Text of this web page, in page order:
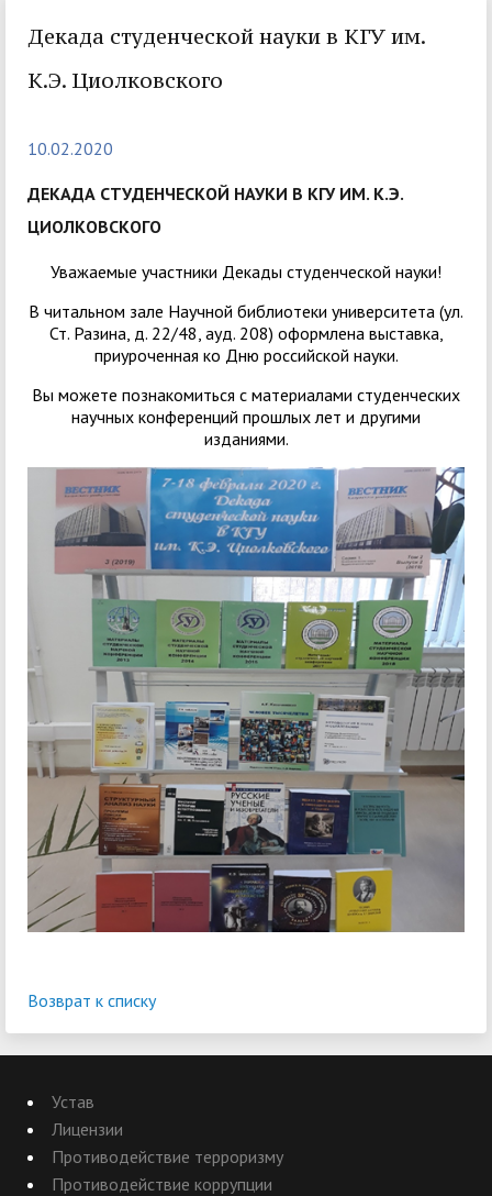
Декада студенческой науки в КГУ им.
К.Э. Циолковского
10.02.2020
ДЕКАДА СТУДЕНЧЕСКОЙ НАУКИ В КГУ ИМ. К.Э.
ЦИОЛКОВСКОГО
Уважаемые участники Декады студенческой науки!
В читальном зале Научной библиотеки университета (ул.
Ст. Разина, д. 22/48, ауд. 208) оформлена выставка,
приуроченная ко Дню российской науки.
Вы можете познакомиться с материалами студенческих
научных конференций прошлых лет и другими
изданиями.
Возврат к списку
Устав
Лицензии
Противодействие терроризму
Противодействие коррупции